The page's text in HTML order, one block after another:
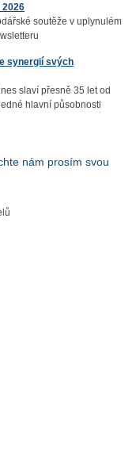
2026
soutěže v uplynulém
synergií svých
slaví přesně 35 let od
hlavní působnosti
nám prosím svou